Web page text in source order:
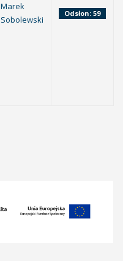
Marek
Sobolewski
Odsłon: 59